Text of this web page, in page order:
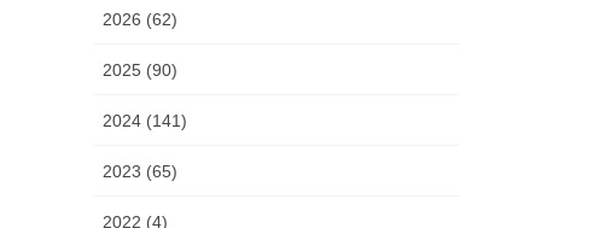
2026 (62)
2025 (90)
2024 (141)
2023 (65)
2022 (4)